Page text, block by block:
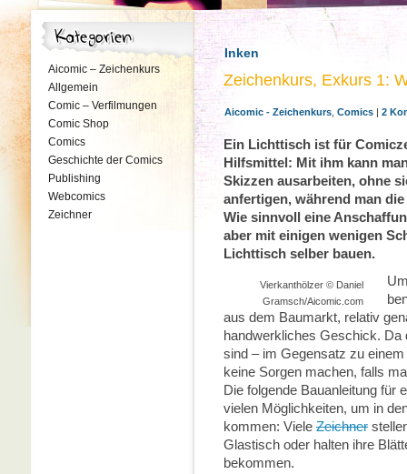
Aicomic – Zeichenkurs
Allgemein
Comic – Verfilmungen
Comic Shop
Comics
Geschichte der Comics
Publishing
Webcomics
Zeichner
Inken
Zeichenkurs, Exkurs 1:
Aicomic - Zeichenkurs Comics | 2
Ein Lichttisch ist für
Hilfsmittel: Mit ihm kann
Skizzen ausarbeiten, ohne
anfertigen, während man
Wie sinnvoll eine
aber mit einigen wenigen
Lichttisch selber bauen.
Vierkanthölzer © Daniel
Gramsch/Aicomic.com
aus dem Baumarkt, relativ
handwerkliches Geschick. Da
sind – im Gegensatz zu
keine Sorgen machen, falls
Die folgende Bauanleitung für
vielen Möglichkeiten, um in
kommen: Viele Zeichner
Glastisch oder halten ihre
bekommen.